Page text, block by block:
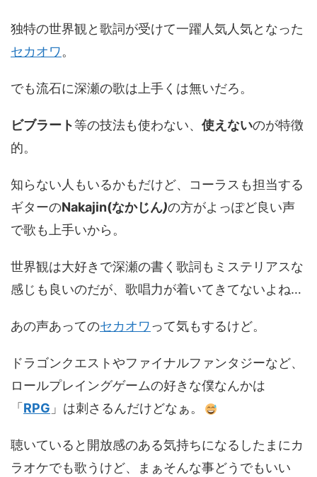
独特の世界観と歌詞が受けて一躍人気人気となった
セカオワ。
でも流石に深瀬の歌は上手くは無いだろ。
ビブラート等の技法も使わない、 使えないのが特徴
的。
知らない人もいるかもだけど、コーラスも担当する
ギターのNakajin(なかじん)の方がよっぽど良い声
で歌も上手いから。
世界観は大好きで深瀬の書く歌詞もミステリアスな
感じも良いのだが、歌唱力が着いてきてないよね…
あの声あってのセカオワって気もするけど。
ドラゴンクエストやファイナルファンタジーなど、
ロールプレイングゲームの好きな僕なんかは
「 RPG 」は刺さるんだけどなぁ。
聴いていると開放感のある気持ちになるしたまにカ
ラオケでも歌うけど、まぁそんな事どうでもいい